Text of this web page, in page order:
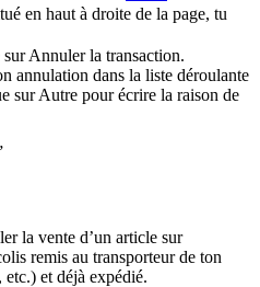
en haut à droite de la page, tu
Annuler la transaction.
annulation dans la liste déroulante
sur Autre pour écrire la raison de
la vente d’un article sur
remis au transporteur de ton
et déjà expédié.